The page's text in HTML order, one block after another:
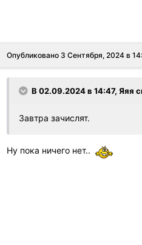
Опубликовано 3 Сентября, 2024 в
В 02.09.2024 в 14:47, Яяя
Завтра зачислят.
Ну пока ничего нет..